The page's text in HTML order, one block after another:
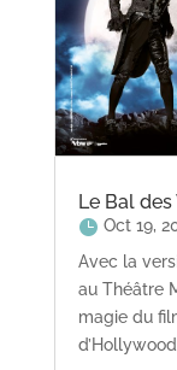
Le Bal
Oct 19,
Avec la
au Théâtre
magie du